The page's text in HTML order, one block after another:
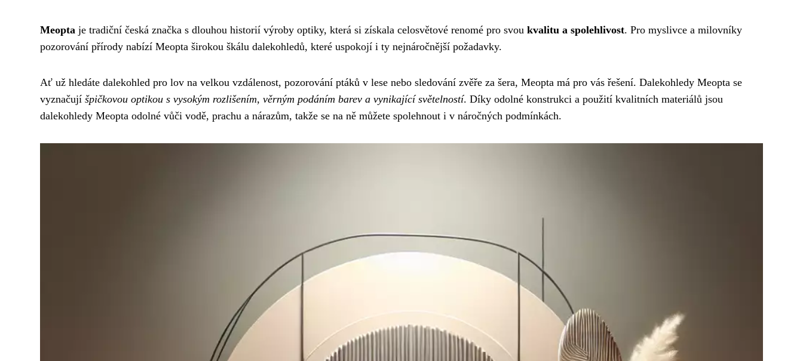
Meopta je tradiční česká značka s dlouhou historií výroby optiky, která si získala celosvětové renomé pro svou kvalitu a spolehlivost. Pro myslivce a milovníky
pozorování přírody nabízí Meopta širokou škálu dalekohledů, které uspokojí i ty nejnáročnější požadavky.
Ať už hledáte dalekohled pro lov na velkou vzdálenost, pozorování ptáků v lese nebo sledování zvěře za šera, Meopta má pro vás řešení. Dalekohledy Meopta se
vyznačují špičkovou optikou s vysokým rozlišením, věrným podáním barev a vynikající světelností. Díky odolné konstrukci a použití kvalitních materiálů jsou
dalekohledy Meopta odolné vůči vodě, prachu a nárazům, takže se na ně můžete spolehnout i v náročných podmínkách.